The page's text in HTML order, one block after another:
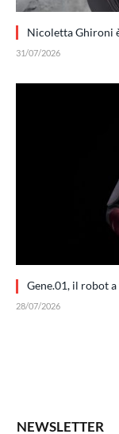
Nicoletta Ghironi
31/07/2026
Gene.01, il robot
28/07/2026
NEWSLETTER